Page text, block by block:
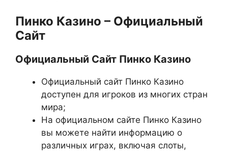
Пинко Казино – Официальный
Сайт
Официальный Сайт Пинко Казино
Официальный сайт Пинко Казино
доступен для игроков из многих стран
мира;
На официальном сайте Пинко Казино
вы можете найти информацию о
различных играх, включая слоты,